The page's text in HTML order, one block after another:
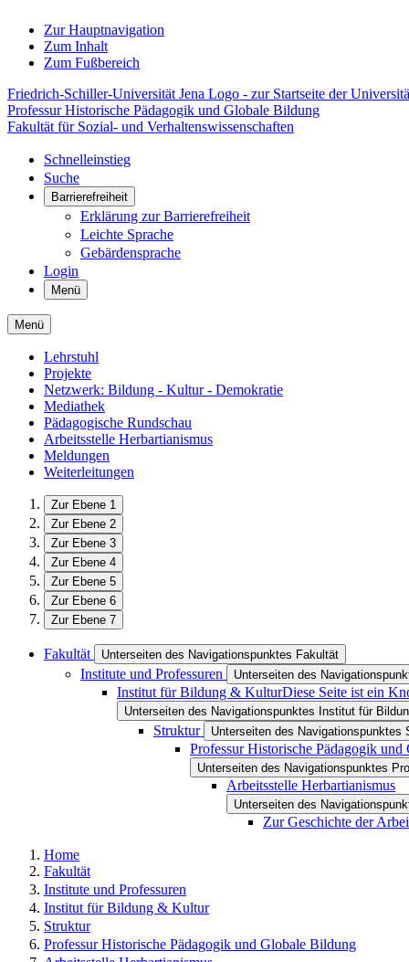
Zur Hauptnavigation
Zum Inhalt
Zum Fußbereich
Friedrich-Schiller-Universität Jena Logo - zur Startseite der
Professur Historische Pädagogik und Globale Bildung
Fakultät für Sozial- und Verhaltenswissenschaften
Schnelleinstieg
Suche
Barrierefreiheit
Erklärung zur Barrierefreiheit
Leichte Sprache
Gebärdensprache
Login
Menü
Menü
Lehrstuhl
Projekte
Netzwerk: Bildung - Kultur - Demokratie
Mediathek
Pädagogische Rundschau
Arbeitsstelle Herbartianismus
Meldungen
Weiterleitungen
Zur Ebene 1
Zur Ebene 2
Zur Ebene 3
Zur Ebene 4
Zur Ebene 5
Zur Ebene 6
Zur Ebene 7
Fakultät Unterseiten des Navigationspunktes Fakultät
Institute und Professuren Unterseiten des
Institut für Bildung & KulturDiese Seite ist ein
Unterseiten des Navigationspunktes Institut für
Struktur Unterseiten des Navigationspunktes
Professur Historische Pädagogik
Unterseiten des Navigationspunktes
Arbeitsstelle Herbartianismus
Unterseiten des
Zur Geschichte der
Home
Fakultät
Institute und Professuren
Institut für Bildung & Kultur
Struktur
Professur Historische Pädagogik und Globale Bildung